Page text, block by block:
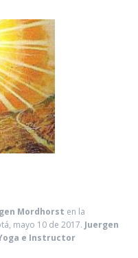
Mordhorst en la
mayo 10 de 2017. Juergen
e Instructor